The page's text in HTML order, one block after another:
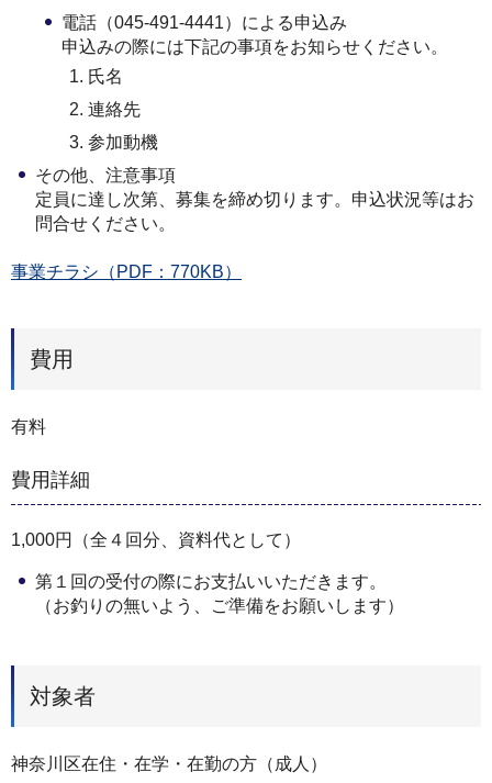
電話（045-491-4441）による申込み
申込みの際には下記の事項をお知らせください。
氏名
連絡先
参加動機
その他、注意事項
定員に達し次第、募集を締め切ります。申込状況等はお
問合せください。
事業チラシ（PDF：770KB）
費用
有料
費用詳細
1,000円（全４回分、資料代として）
第１回の受付の際にお支払いいただきます。
（お釣りの無いよう、ご準備をお願いします）
対象者
神奈川区在住・在学・在勤の方（成人）